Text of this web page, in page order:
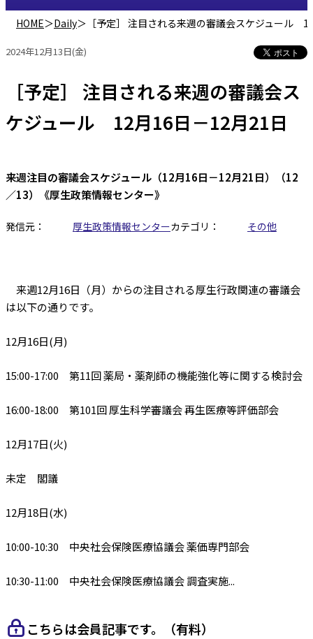
HOME＞Daily＞ ［予定］ 注目される来週の審議会スケジュール
2024年12月13日(金)
［予定］ 注目される来週の審議会ス
ケジュール 12月16日－12月21日
来週注目の審議会スケジュール（12月16日－12月21日）（12
／13）《厚生政策情報センター》
発信元： 厚生政策情報センターカテゴリ： その他
来週12月16日（月）からの注目される厚生行政関連の審議会
は以下の通りです。
12月16日(月)
15:00-17:00 第11回 薬局・薬剤師の機能強化等に関する検討会
16:00-18:00 第101回 厚生科学審議会 再生医療等評価部会
12月17日(火)
未定 閣議
12月18日(水)
10:00-10:30 中央社会保険医療協議会 薬価専門部会
10:30-11:00 中央社会保険医療協議会 調査実施...
こちらは会員記事です。（有料）